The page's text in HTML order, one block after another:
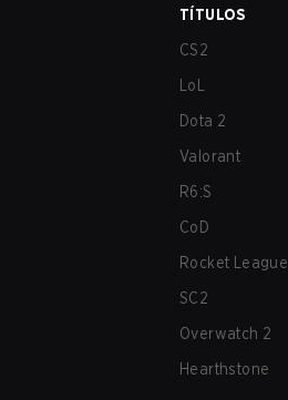
TÍTULOS
CS2
LoL
Dota 2
Valorant
R6:S
CoD
Rocket League
SC2
Overwatch 2
Hearthstone